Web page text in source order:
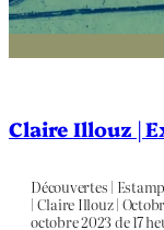
Claire Illouz |
Découvertes |
| Claire Illouz |
octobre 2023 de 17